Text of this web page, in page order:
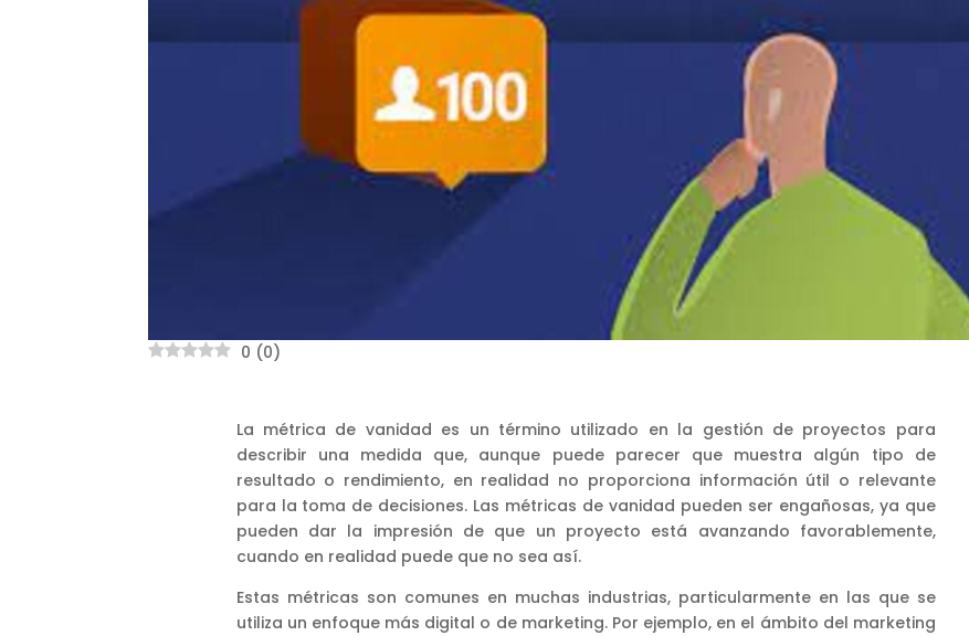
0 (0)
La métrica de vanidad es un término utilizado en la gestión de proyectos para
describir una medida que, aunque puede parecer que muestra algún tipo de
resultado o rendimiento, en realidad no proporciona información útil o relevante
para la toma de decisiones. Las métricas de vanidad pueden ser engañosas, ya que
pueden dar la impresión de que un proyecto está avanzando favorablemente,
cuando en realidad puede que no sea así.
Estas métricas son comunes en muchas industrias, particularmente en las que se
utiliza un enfoque más digital o de marketing. Por ejemplo, en el ámbito del marketing